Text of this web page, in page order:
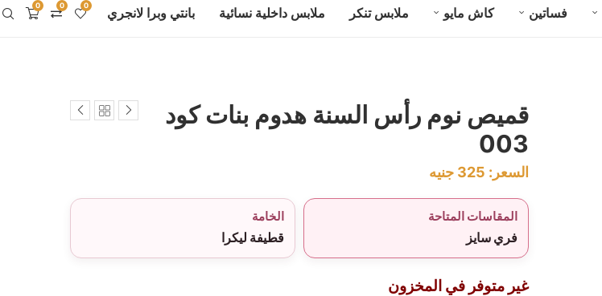
فساتين كاش مايو ملابس تنكر ملابس داخلية نسائية بانتي وبرا لانجري 0 0 0
قميص نوم رأس السنة هدوم بنات كود
003
السعر: 325 جنيه
المقاسات المتاحة
فري سايز
الخامة
قطيفة ليكرا
غير متوفر في المخزون